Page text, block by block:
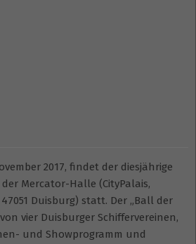
2017, findet der diesjährige
Mercator-Halle (CityPalais,
Duisburg) statt. Der „Ball der
vier Duisburger Schiffervereinen,
und Showprogramm und